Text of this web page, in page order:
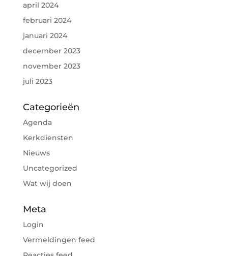
april 2024
februari 2024
januari 2024
december 2023
november 2023
juli 2023
Categorieën
Agenda
Kerkdiensten
Nieuws
Uncategorized
Wat wij doen
Meta
Login
Vermeldingen feed